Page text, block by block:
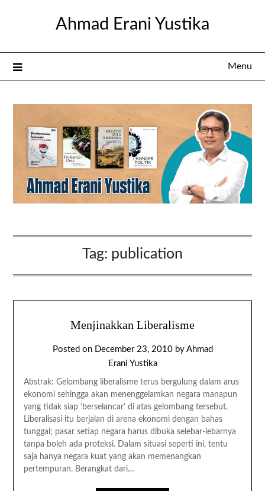
Ahmad Erani Yustika
Menu
Tag: publication
Menjinakkan Liberalisme
Posted on December 23, 2010by Ahmad
Erani Yustika
Abstrak: Gelombang liberalisme terus bergulung dalam arus
ekonomi sehingga akan menenggelamkan negara manapun
yang tidak siap ‘berselancar’ di atas gelombang tersebut.
Liberalisasi itu berjalan di arena ekonomi dengan bahas
tunggal; pasar setiap negara harus dibuka selebar-lebarnya
tanpa boleh ada proteksi. Dalam situasi seperti ini, tentu
saja hanya negara kuat yang akan memenangkan
pertempuran. Berangkat dari…